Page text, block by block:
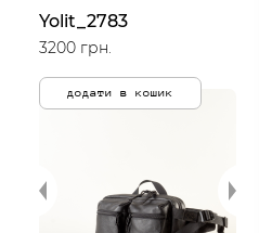
Yolit_2783
3200 грн.
додати в кошик